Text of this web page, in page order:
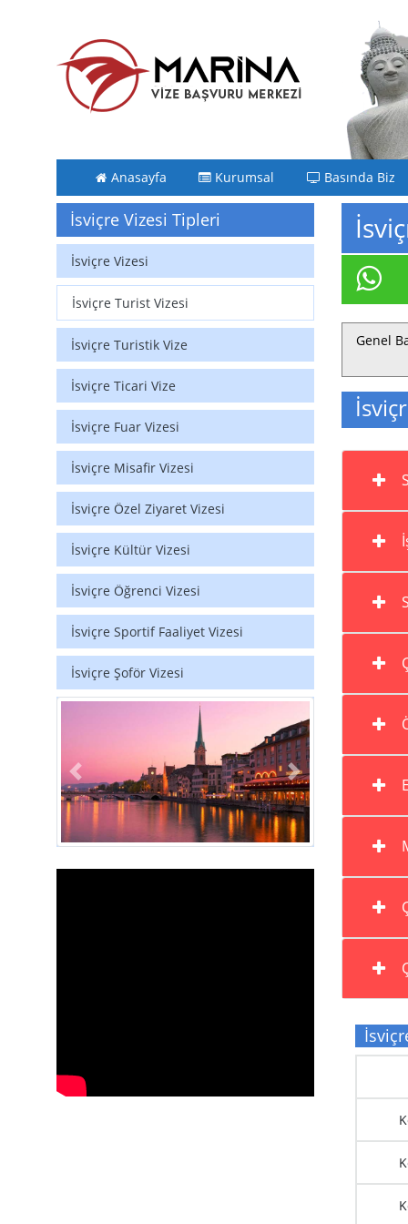
Anasayfa Kurumsal Basında Biz
İsviçre Vizesi Tipleri
İsviçre Vizesi
İsviçre Turist Vizesi
İsviçre Turistik Vize
İsviçre Ticari Vize
İsviçre Fuar Vizesi
İsviçre Misafir Vizesi
İsviçre Özel Ziyaret Vizesi
İsviçre Kültür Vizesi
İsviçre Öğrenci Vizesi
İsviçre Sportif Faaliyet Vizesi
İsviçre Şoför Vizesi
Previous Next
Genel